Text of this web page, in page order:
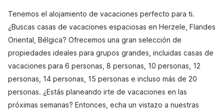
Tenemos el alojamiento de vacaciones perfecto para ti.
¿Buscas casas de vacaciones espaciosas en Herzele, Flandes
Oriental, Bélgica? Ofrecemos una gran selección de
propiedades ideales para grupos grandes, incluidas casas de
vacaciones para 6 personas, 8 personas, 10 personas, 12
personas, 14 personas, 15 personas e incluso más de 20
personas. ¿Estás planeando irte de vacaciones en las
próximas semanas? Entonces, echa un vistazo a nuestras